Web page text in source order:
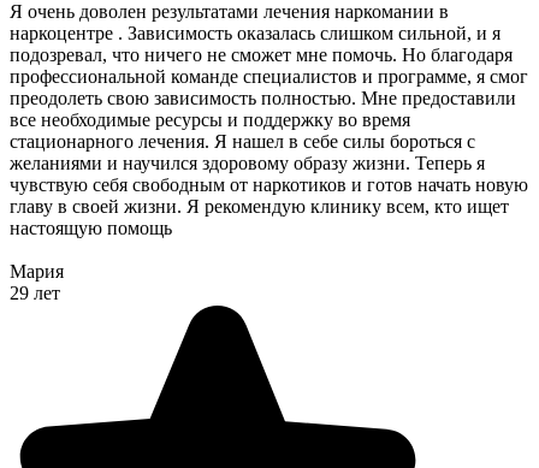
Я очень доволен результатами лечения наркомании в
наркоцентре . Зависимость оказалась слишком сильной, и я
подозревал, что ничего не сможет мне помочь. Но благодаря
профессиональной команде специалистов и программе, я смог
преодолеть свою зависимость полностью. Мне предоставили
все необходимые ресурсы и поддержку во время
стационарного лечения. Я нашел в себе силы бороться с
желаниями и научился здоровому образу жизни. Теперь я
чувствую себя свободным от наркотиков и готов начать новую
главу в своей жизни. Я рекомендую клинику всем, кто ищет
настоящую помощь
Мария
29 лет